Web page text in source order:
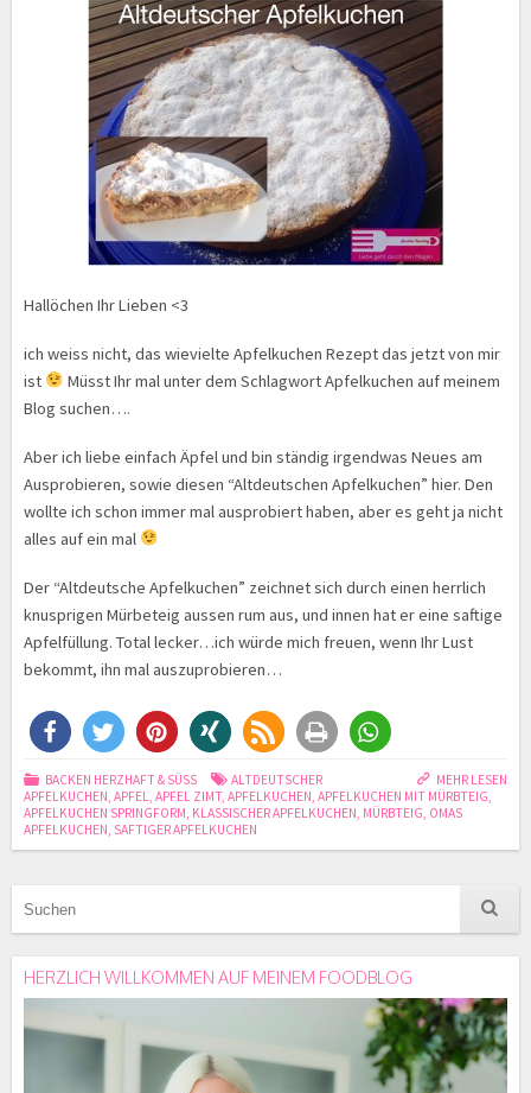
Hallöchen Ihr Lieben <3
ich weiss nicht, das wievielte Apfelkuchen Rezept das jetzt von mir
ist
Müsst Ihr mal unter dem Schlagwort Apfelkuchen auf meinem
Blog suchen….
Aber ich liebe einfach Äpfel und bin ständig irgendwas Neues am
Ausprobieren, sowie diesen “Altdeutschen Apfelkuchen” hier. Den
wollte ich schon immer mal ausprobiert haben, aber es geht ja nicht
alles auf ein mal
Der “Altdeutsche Apfelkuchen” zeichnet sich durch einen herrlich
knusprigen Mürbeteig aussen rum aus, und innen hat er eine saftige
Apfelfüllung. Total lecker…ich würde mich freuen, wenn Ihr Lust
bekommt, ihn mal auszuprobieren…
MEHR LESEN
BACKEN HERZHAFT & SÜSS
ALTDEUTSCHER
APFELKUCHEN, APFEL, APFEL ZIMT, APFELKUCHEN, APFELKUCHEN MIT MÜRBTEIG,
APFELKUCHEN SPRINGFORM, KLASSISCHER APFELKUCHEN, MÜRBTEIG, OMAS
APFELKUCHEN, SAFTIGER APFELKUCHEN
HERZLICH WILLKOMMEN AUF MEINEM FOODBLOG